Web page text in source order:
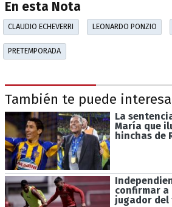
En esta Nota
CLAUDIO ECHEVERRI LEONARDO PONZIO
PRETEMPORADA
También te puede
La
María que
hinchas de
confirmar
jugador